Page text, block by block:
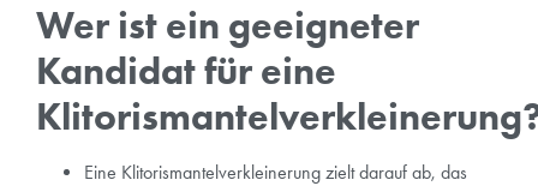
Wer ist ein geeigneter
Kandidat für eine
Eine Klitorismantelverkleinerung zielt darauf ab, das